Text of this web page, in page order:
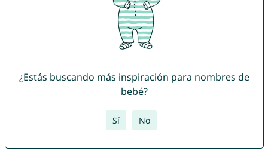
¿Estás buscando más inspiración para nombres de
bebé?
Sí No